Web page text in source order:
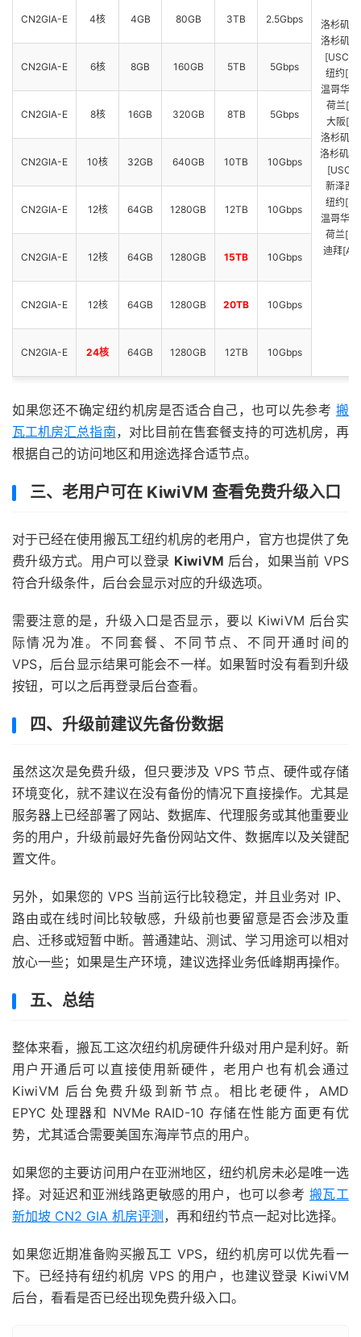
洛杉矶
洛杉矶
纽约
温哥华
荷兰
大阪
洛杉矶
洛杉矶
新泽西
纽约
温哥华
荷兰
迪拜
CN2GIA-E 4核 4GB 80GB 3TB 2.5Gbps
CN2GIA-E 6核 8GB 160GB 5TB 5Gbps
CN2GIA-E 8核 16GB 320GB 8TB 5Gbps
CN2GIA-E 10核 32GB 640GB 10TB 10Gbps
CN2GIA-E 12核 64GB 1280GB 12TB 10Gbps
CN2GIA-E 12核 64GB 1280GB 15TB 10Gbps
CN2GIA-E 12核 64GB 1280GB 20TB 10Gbps
CN2GIA-E 24核 64GB 1280GB 12TB 10Gbps
如果您还不确定纽约机房是否适合自己，也可以先参考 搬
瓦工机房汇总指南，对比目前在售套餐支持的可选机房，再
根据自己的访问地区和用途选择合适节点。
三、老用户可在 KiwiVM 查看免费升级入口
对于已经在使用搬瓦工纽约机房的老用户，官方也提供了免
费升级方式。用户可以登录 KiwiVM 后台，如果当前 VPS
符合升级条件，后台会显示对应的升级选项。
需要注意的是，升级入口是否显示，要以 KiwiVM 后台实
际情况为准。不同套餐、不同节点、不同开通时间的
VPS，后台显示结果可能会不一样。如果暂时没有看到升级
按钮，可以之后再登录后台查看。
四、升级前建议先备份数据
虽然这次是免费升级，但只要涉及 VPS 节点、硬件或存储
环境变化，就不建议在没有备份的情况下直接操作。尤其是
服务器上已经部署了网站、数据库、代理服务或其他重要业
务的用户，升级前最好先备份网站文件、数据库以及关键配
置文件。
另外，如果您的 VPS 当前运行比较稳定，并且业务对 IP、
路由或在线时间比较敏感，升级前也要留意是否会涉及重
启、迁移或短暂中断。普通建站、测试、学习用途可以相对
放心一些；如果是生产环境，建议选择业务低峰期再操作。
五、总结
整体来看，搬瓦工这次纽约机房硬件升级对用户是利好。新
用户开通后可以直接使用新硬件，老用户也有机会通过
KiwiVM 后台免费升级到新节点。相比老硬件，AMD
EPYC 处理器和 NVMe RAID-10 存储在性能方面更有优
势，尤其适合需要美国东海岸节点的用户。
如果您的主要访问用户在亚洲地区，纽约机房未必是唯一选
择。对延迟和亚洲线路更敏感的用户，也可以参考 搬瓦工
新加坡 CN2 GIA 机房评测 ，再和纽约节点一起对比选择。
如果您近期准备购买搬瓦工 VPS，纽约机房可以优先看一
下。已经持有纽约机房 VPS 的用户，也建议登录 KiwiVM
后台，看看是否已经出现免费升级入口。